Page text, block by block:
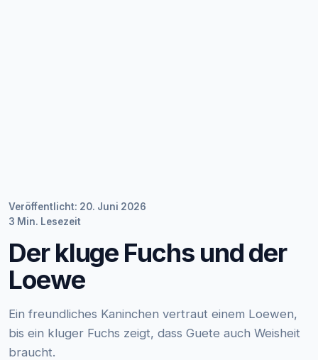
Veröffentlicht: 20. Juni 2026
3 Min. Lesezeit
Der kluge Fuchs und der
Loewe
Ein freundliches Kaninchen vertraut einem Loewen,
bis ein kluger Fuchs zeigt, dass Guete auch Weisheit
braucht.